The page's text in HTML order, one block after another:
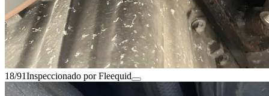
18/91Inspeccionado por Fleequid